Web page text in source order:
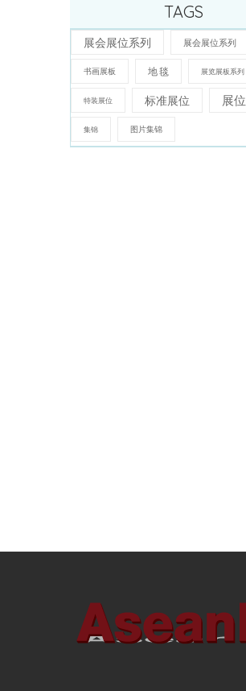
TAGS
展会展位系列 展会展位系列
书画展板 地 毯 展览展板系列
特装展位 标准展位 展位
集锦 图片集锦